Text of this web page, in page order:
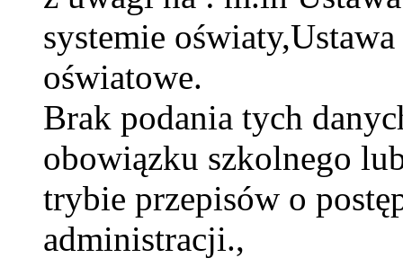
systemie
oświatowe.
Brak podania tych
obowiązku szkolnego
trybie przepisów o
administracji.,